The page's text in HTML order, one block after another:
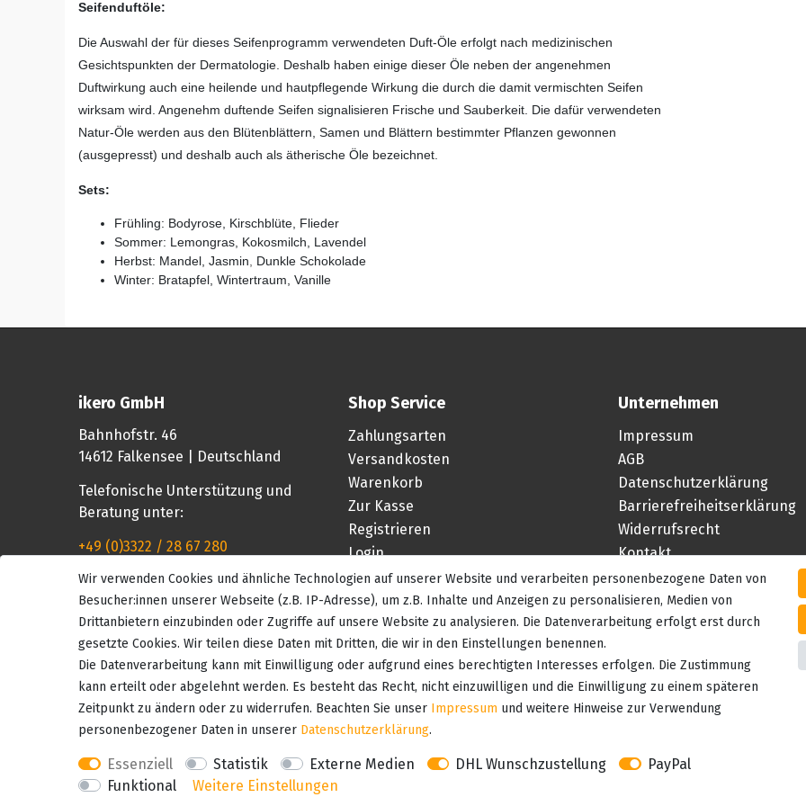
Seifenduftöle:
Die Auswahl der für dieses Seifenprogramm verwendeten Duft-Öle erfolgt nach medizinischen
Gesichtspunkten der Dermatologie. Deshalb haben einige dieser Öle neben der angenehmen
Duftwirkung auch eine heilende und hautpflegende Wirkung die durch die damit vermischten Seifen
wirksam wird. Angenehm duftende Seifen signalisieren Frische und Sauberkeit. Die dafür verwendeten
Natur-Öle werden aus den Blütenblättern, Samen und Blättern bestimmter Pflanzen gewonnen
(ausgepresst) und deshalb auch als ätherische Öle bezeichnet.
Sets:
Frühling: Bodyrose, Kirschblüte, Flieder
Sommer: Lemongras, Kokosmilch, Lavendel
Herbst: Mandel, Jasmin
Dunkle Schokolade
Winter: Bratapfel, Wintertraum, Vanille
ikero GmbH
Bahnhofstr. 46
14612 Falkensee | Deutschland
Telefonische Unterstützung und
Beratung unter:
+49 (0)3322 / 28 67 280
Mo-Fr, 08:00 - 16:00 Uhr
Shop Service
Zahlungsarten
Versandkosten
Warenkorb
Zur Kasse
Registrieren
Login
Vertrag widerrufen
Unternehmen
Impressum
AGB
Datenschutzerklärung
Barrierefreiheitserklärung
Widerrufsrecht
Kontakt
Wir verwenden Cookies und ähnliche Technologien auf unserer Website und verarbeiten personenbezogene Daten von
Besucher:innen unserer Webseite (z.B. IP-Adresse), um z.B. Inhalte und Anzeigen zu personalisieren, Medien von
Drittanbietern einzubinden oder Zugriffe auf unsere Website zu analysieren. Die Datenverarbeitung erfolgt erst durch
gesetzte Cookies. Wir teilen diese Daten mit Dritten, die wir in den Einstellungen benennen.
Die Datenverarbeitung kann mit Einwilligung oder aufgrund eines berechtigten Interesses erfolgen. Die Zustimmung
kann erteilt oder abgelehnt werden. Es besteht das Recht, nicht einzuwilligen und die Einwilligung zu einem späteren
Zeitpunkt zu ändern oder zu widerrufen. Beachten Sie unser Impressum und weitere Hinweise zur Verwendung
personenbezogener Daten in unserer Daten­schutz­erklärung.
Essenziell Statistik Externe Medien DHL Wunschzustellung
PayPal
Funktional
Weitere Einstellungen
*Alle Preise inkl. der gesetzl. MwSt zzgl. Versand